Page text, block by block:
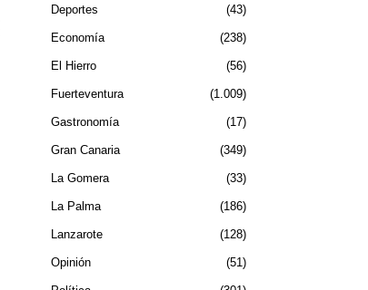
Deportes 43
Economía 238
El Hierro 56
Fuerteventura 1.009
Gastronomía 17
Gran Canaria 349
La Gomera 33
La Palma 186
Lanzarote 128
Opinión 51